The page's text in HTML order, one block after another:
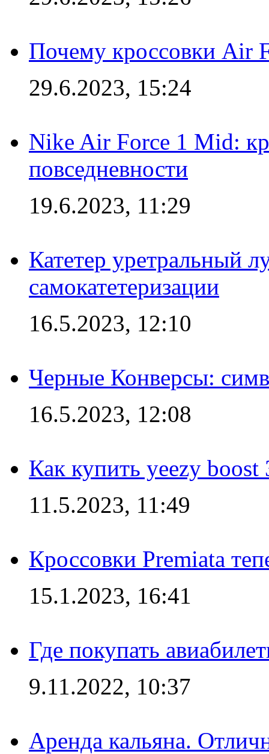
Почему кроссовки Air
29.6.2023, 15:24
Nike Air Force 1 Mid:
повседневности
19.6.2023, 11:29
Катетер уретральный
самокатетеризации
16.5.2023, 12:10
Черные Конверсы:
16.5.2023, 12:08
Как купить yeezy boost
11.5.2023, 11:49
Кроссовки Premiata
15.1.2023, 16:41
Где покупать
9.11.2022, 10:37
Аренда кальяна.